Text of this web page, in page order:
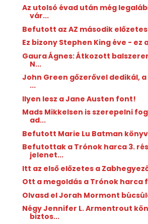
Az utolsó évad után még
vár...
Befutott az AZ második
Ez bizony Stephen King éve - ez
Gaura Ágnes: Átkozott
N...
John Green gőzerővel dedikál,
...
Ilyen lesz a Jane Austen font!
Mads Mikkelsen is szerepelni
ad...
Befutott Marie Lu Batman
Befutottak a Trónok harca 3.
jelenet...
Itt az első előzetes a
Ott a megoldás a Trónok harca
Olvasd el Jorah Mormont
Négy Jennifer L. Armentrout
biztos...